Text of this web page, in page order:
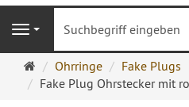
Navigation
Ohrringe
Ohrstecker
Ohrringe
Fake Plugs
Fake Plug Ohrstecker mit